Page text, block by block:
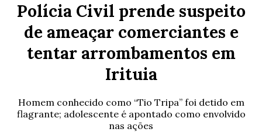
Polícia Civil prende suspeito
de ameaçar comerciantes e
tentar arrombamentos em
Irituia
Homem conhecido como “Tio Tripa” foi detido em
flagrante; adolescente é apontado como envolvido
nas ações